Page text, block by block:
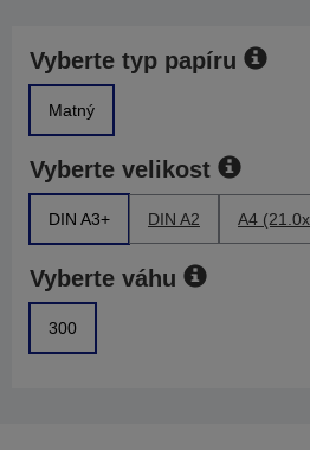
Vyberte typ papíru
Matný
Vyberte velikost
DIN A3+ DIN A2 A4
Vyberte váhu
300